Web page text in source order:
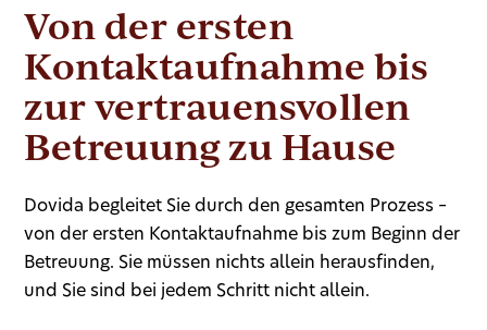
Von der ersten
Kontaktaufnahme bis
zur vertrauensvollen
Betreuung zu Hause
Dovida begleitet Sie durch den gesamten Prozess –
von der ersten Kontaktaufnahme bis zum Beginn der
Betreuung. Sie müssen nichts allein herausfinden,
und Sie sind bei jedem Schritt nicht allein.